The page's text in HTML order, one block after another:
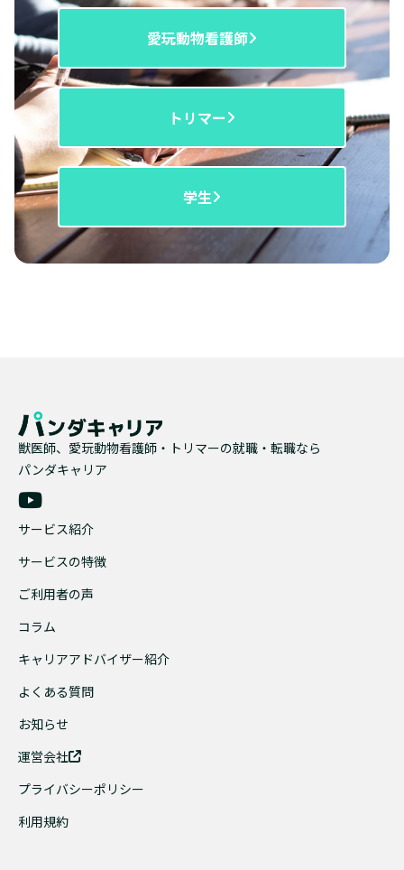
愛玩動物看護師
トリマー
学生
獣医師、愛玩動物看護師・トリマーの就職・転職なら
パンダキャリア
サービス紹介
サービスの特徴
ご利用者の声
コラム
キャリアアドバイザー紹介
よくある質問
お知らせ
運営会社
プライバシーポリシー
利用規約